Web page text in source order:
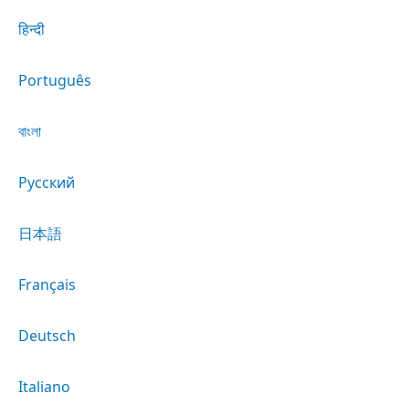
हिन्दी
Português
বাংলা
Русский
日本語
Français
Deutsch
Italiano